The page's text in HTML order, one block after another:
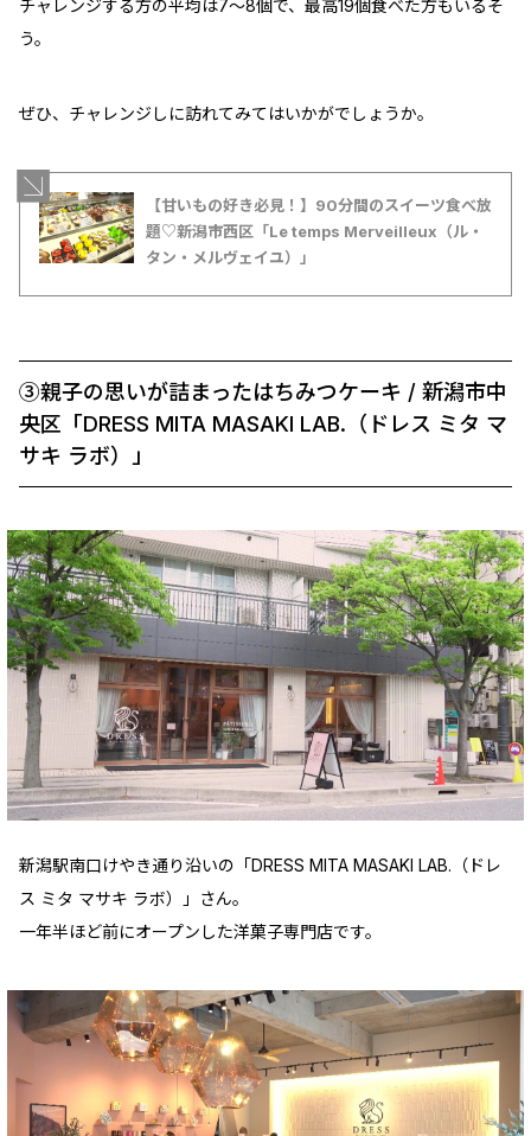
チャレンジする方の平均は7～8個で、最高19個食べた方もいるそ
う。
ぜひ、チャレンジしに訪れてみてはいかがでしょうか。
【甘いもの好き必見！】90分間のスイーツ食べ放
題♡新潟市西区「Le temps Merveilleux（ル・
タン・メルヴェイユ）」
③親子の思いが詰まったはちみつケーキ / 新潟市中
央区「DRESS MITA MASAKI LAB.（ドレス ミタ マ
サキ ラボ）」
新潟駅南口けやき通り沿いの「DRESS MITA MASAKI LAB.（ドレ
ス ミタ マサキ ラボ）」さん。
一年半ほど前にオープンした洋菓子専門店です。